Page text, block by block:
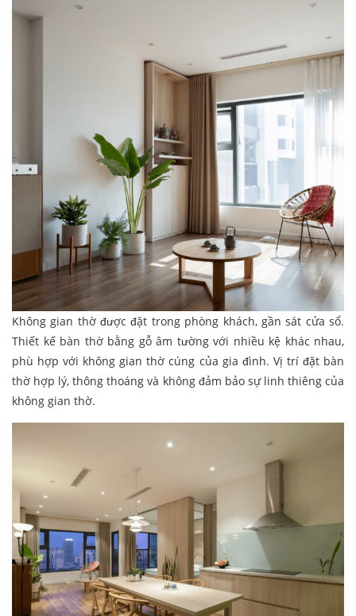
Không gian thờ được đặt trong phòng khách, gần sát cửa sổ.
Thiết kế bàn thờ bằng gỗ âm tường với nhiều kệ khác nhau,
phù hợp với không gian thờ cúng của gia đình. Vị trí đặt bàn
thờ hợp lý, thông thoáng và không đảm bảo sự linh thiêng của
không gian thờ.